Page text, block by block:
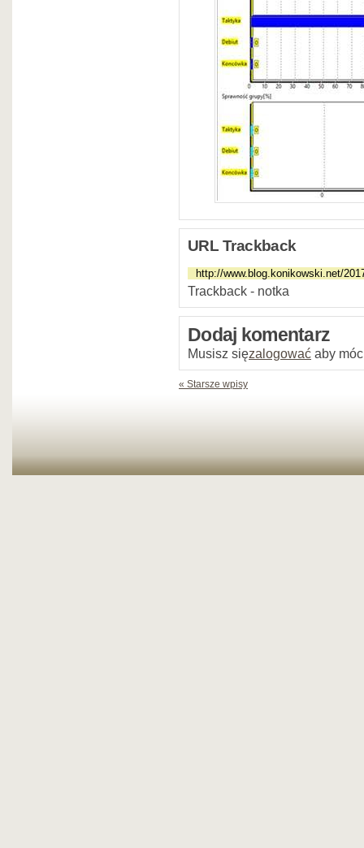
URL Trackback
Trackback - notka
Dodaj komentarz
Musisz sięzalogować aby
« Starsze wpisy